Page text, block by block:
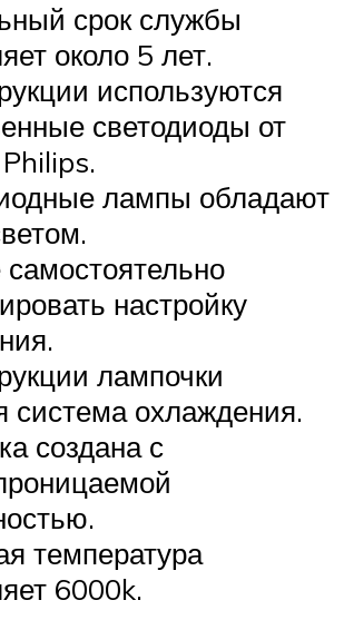
срок службы
около 5 лет.
используются
светодиоды от
лампы обладают
настройку
лампочки
система охлаждения.
создана с
температура
6000k.